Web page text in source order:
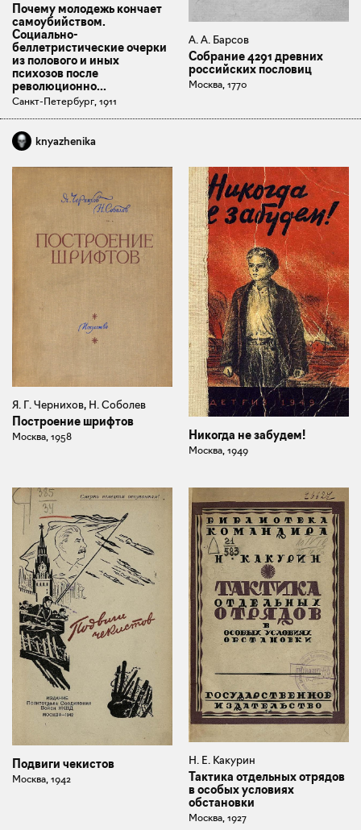
Почему молодежь кончает
самоубийством.
Социально-
беллетристические очерки
из полового и иных
психозов после
революционно...
Санкт-Петербург, 1911
А. А. Барсов
Собрание 4291 древних
российских пословиц
Москва, 1770
knyazhenika
Я. Г. Чернихов, Н. Соболев
Построение шрифтов
Москва, 1958 Никогда не забудем!
Москва, 1949
Подвиги чекистов
Москва, 1942
Н. Е. Какурин
Тактика отдельных отрядов
в особых условиях
обстановки
Москва, 1927